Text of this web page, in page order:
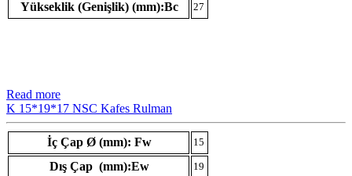
Yükseklik (Genişlik) (mm):Bc 27
Read more
K 15*19*17 NSC Kafes Rulman
İç Çap Ø (mm): Fw 15
Dış Çap (mm):Ew 19